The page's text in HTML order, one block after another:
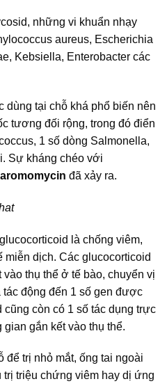
những vi khuẩn nhạy
aureus, Escherichia
Kebsiella, Enterobacter các
dùng tại chỗ khá phổ biến nên
tương đối rộng, trong đó điển
1 số dòng Salmonella,
Sự kháng chéo với
đã xảy ra.
là chống viêm,
dịch. Các glucocorticoid
thụ thể ở tế bào, chuyển vị
động đến 1 số gen được
còn có 1 số tác dụng trực
gắn kết vào thụ thể.
để trị nhỏ mắt, ống tai ngoài
trị triệu chứng viêm hay dị ứng